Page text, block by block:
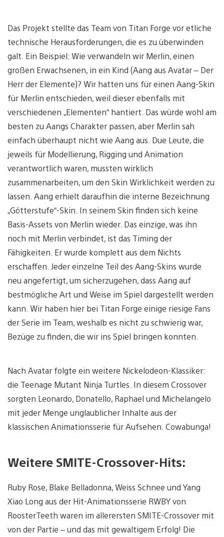
Das Projekt stellte das Team von Titan Forge vor etliche
technische Herausforderungen, die es zu überwinden
galt. Ein Beispiel: Wie verwandeln wir Merlin, einen
großen Erwachsenen, in ein Kind (Aang aus Avatar – Der
Herr der Elemente)? Wir hatten uns für einen Aang-Skin
für Merlin entschieden, weil dieser ebenfalls mit
verschiedenen „Elementen“ hantiert. Das würde wohl am
besten zu Aangs Charakter passen, aber Merlin sah
einfach überhaupt nicht wie Aang aus. Due Leute, die
jeweils für Modellierung, Rigging und Animation
verantwortlich waren, mussten wirklich
zusammenarbeiten, um den Skin Wirklichkeit werden zu
lassen. Aang erhielt daraufhin die interne Bezeichnung
„Götterstufe“-Skin. In seinem Skin finden sich keine
Basis-Assets von Merlin wieder. Das einzige, was ihn
noch mit Merlin verbindet, ist das Timing der
Fähigkeiten. Er wurde komplett aus dem Nichts
erschaffen. Jeder einzelne Teil des Aang-Skins wurde
neu angefertigt, um sicherzugehen, dass Aang auf
bestmögliche Art und Weise im Spiel dargestellt werden
kann. Wir haben hier bei Titan Forge einige riesige Fans
der Serie im Team, weshalb es nicht zu schwierig war,
Bezüge zu finden, die wir ins Spiel bringen konnten.
Nach Avatar folgte ein weitere Nickelodeon-Klassiker:
die Teenage Mutant Ninja Turtles. In diesem Crossover
sorgten Leonardo, Donatello, Raphael und Michelangelo
mit jeder Menge unglaublicher Inhalte aus der
klassischen Animationsserie für Aufsehen. Cowabunga!
Weitere SMITE-Crossover-Hits:
Ruby Rose, Blake Belladonna, Weiss Schnee und Yang
Xiao Long aus der Hit-Animationsserie RWBY von
RoosterTeeth waren im allerersten SMITE-Crossover mit
von der Partie – und das mit gewaltigem Erfolg! Die